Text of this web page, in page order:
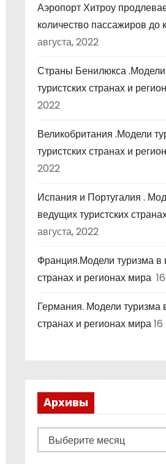
Аэропорт Хитроу
количество пассажиров до
августа, 2022
Страны Бенилюкса
туристских странах и
2022
Великобритания .Модели
туристских странах и
2022
Испания и Португалия .
ведущих туристских
августа, 2022
Франция.Модели туризма в
странах и регионах мира
Германия. Модели туризма
странах и регионах мира
Архивы
р